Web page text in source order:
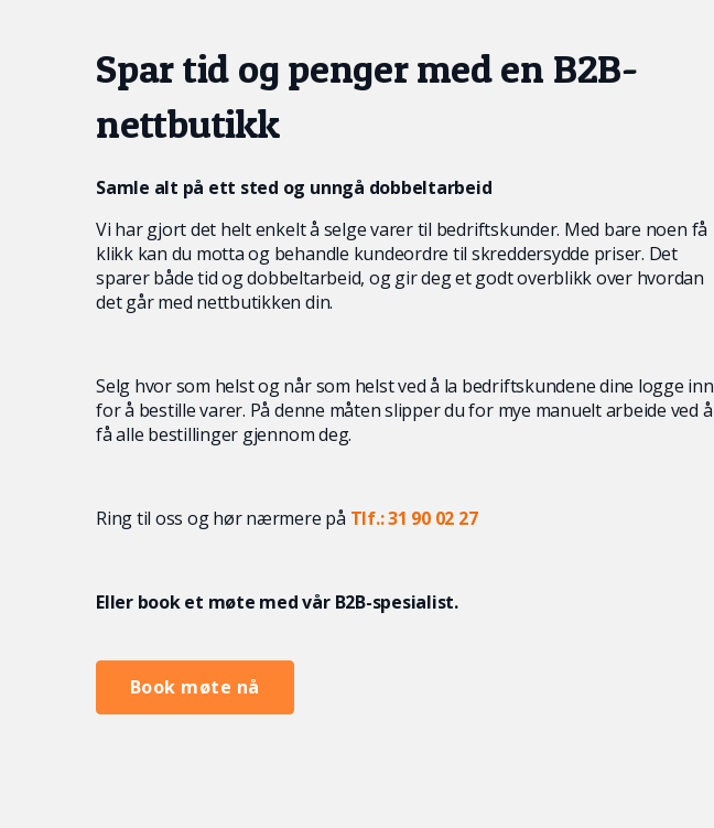
Spar tid og penger med en B2B-
nettbutikk
Samle alt på ett sted og unngå dobbeltarbeid
Vi har gjort det helt enkelt å selge varer til bedriftskunder. Med bare noen få
klikk kan du motta og behandle kundeordre til skreddersydde priser. Det
sparer både tid og dobbeltarbeid, og gir deg et godt overblikk over hvordan
det går med nettbutikken din.
Selg hvor som helst og når som helst ved å la bedriftskundene dine logge inn
for å bestille varer. På denne måten slipper du for mye manuelt arbeide ved å
få alle bestillinger gjennom deg.
Ring til oss og hør nærmere på Tlf.: 31 90 02 27
Eller book et møte med vår B2B-spesialist.
Book møte nå